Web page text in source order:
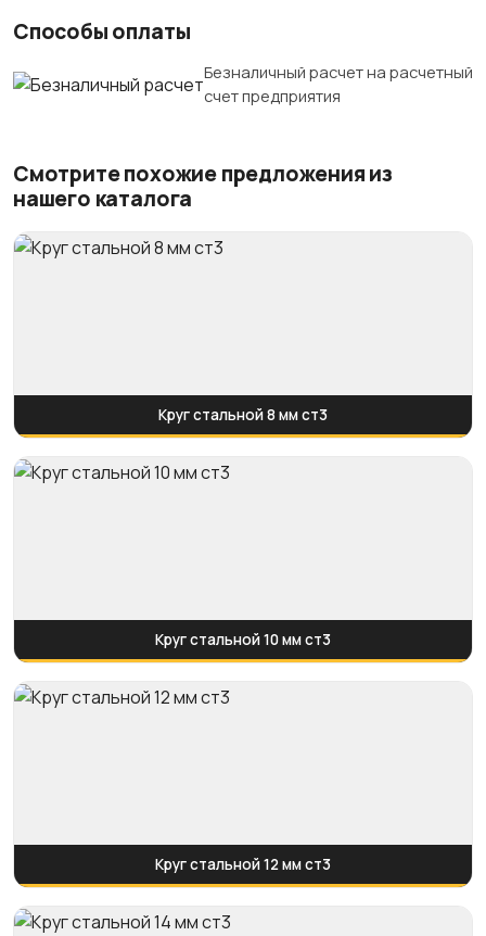
Способы оплаты
Безналичный расчет на расчетный
счет предприятия
Смотрите похожие предложения из
нашего каталога
Круг стальной 8 мм ст3
Круг стальной 10 мм ст3
Круг стальной 12 мм ст3